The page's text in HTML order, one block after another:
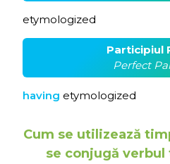
etymologized
Participiul
Perfect
having etymologized
Cum se utilizează
se conjugă